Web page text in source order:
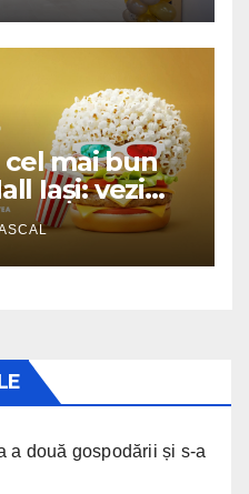
mai bun
Iași: vezi
Păianjen:
special
a două gospodării și s-a